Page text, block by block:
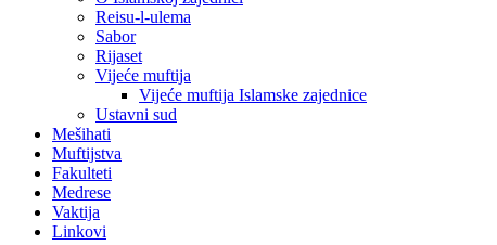
Reisu-l-ulema
Sabor
Rijaset
Vijeće muftija
Vijeće muftija Islamske zajednice
Ustavni sud
Mešihati
Muftijstva
Fakulteti
Medrese
Vaktija
Linkovi